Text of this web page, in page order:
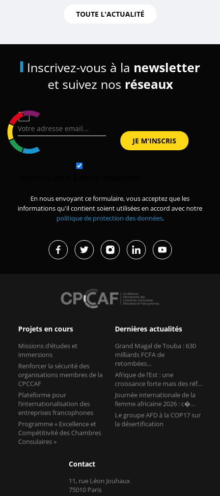
TOUTE L'ACTUALITÉ
Inscrivez-vous à la newsletter
et suivez nos réseaux
En nous envoyant ce formulaire, vous acceptez que les
informations qu'il contient soient utilisées en accord avec notre
politique de protection des données.
Projets en cours
Missions d’études et
immersions
Renforcer la sécurité des
organisations membres de la
CPCCAF
Plateforme pour
l’internationalisation des
entreprises francophones
Programme « Excellence et
Compétitivité des Chambres
Consulaires »
Dernières actualités
Grand Magal de Touba : 630
milliards FCFA de
retombées...
Afrique de l’Est : une
croissance forte mais des réf...
Journée internationale de la
femme africaine 2026 : c�...
Le groupe AFD à la COP17 sur
la désertification
Contact
11, rue Léon Jouhaux
75010 Paris